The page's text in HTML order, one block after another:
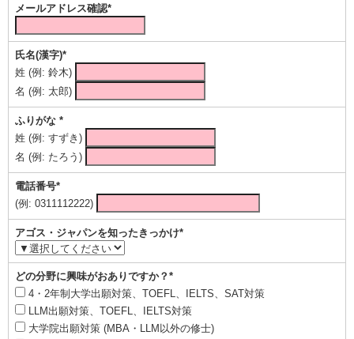
メールアドレス確認*
氏名(漢字)*
姓 (例: 鈴木)
名 (例: 太郎)
ふりがな *
姓 (例: すずき)
名 (例: たろう)
電話番号*
(例: 0311112222)
アゴス・ジャパンを知ったきっかけ*
どの分野に興味がおありですか？*
4・2年制大学出願対策、TOEFL、IELTS、SAT対策
LLM出願対策、TOEFL、IELTS対策
大学院出願対策 (MBA・LLM以外の修士)